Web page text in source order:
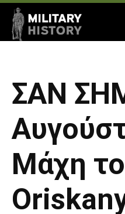
ΣΑΝ
Μάχη